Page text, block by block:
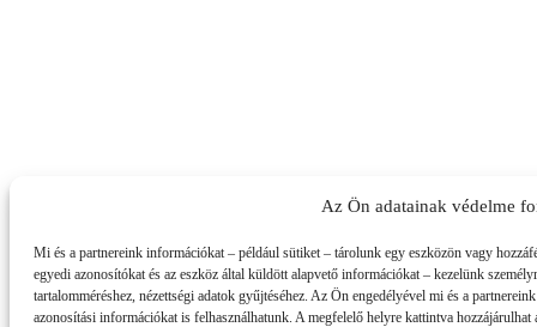
Az Ön adatainak védelme
Mi és a partnereink információkat – például sütiket – tárolunk egy eszközön vagy
egyedi azonosítókat és az eszköz által küldött alapvető információkat – kezelünk
tartalomméréshez, nézettségi adatok gyűjtéséhez. Az Ön engedélyével mi és a
azonosítási információkat is felhasználhatunk. A megfelelő helyre kattintva